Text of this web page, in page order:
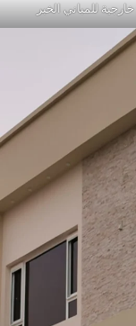
للمباني الخبر